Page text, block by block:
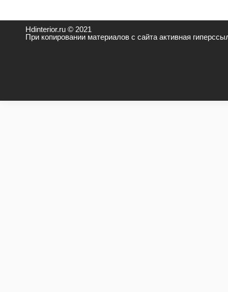
Hdinterior.ru © 2021
При копировании материалов с сайта активная